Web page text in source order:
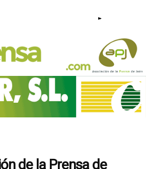
de la Prensa de